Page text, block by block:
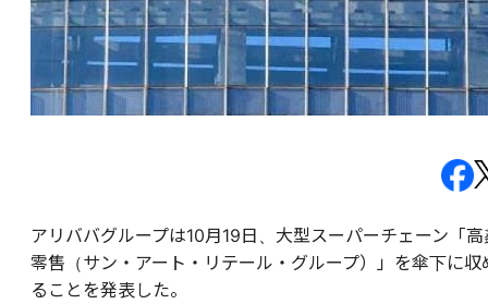
アリババグループは10月19日、大型スーパーチェーン「高
零售（サン・アート・リテール・グループ）」を傘下に収
ることを発表した。